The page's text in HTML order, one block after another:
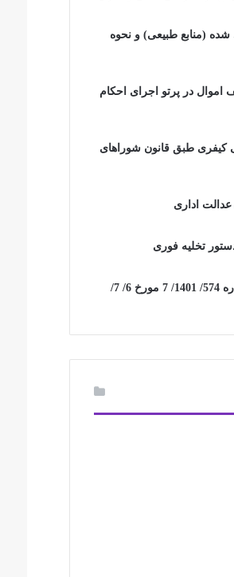
(منابع طبیعی) و نحوه
در پرتو اجرای احکام
کیفری طبق قانون شوراهای
تخلیه فوری
نظریه مشورتی شماره 574/ 1401/ 7 مورخ 6/ 7/